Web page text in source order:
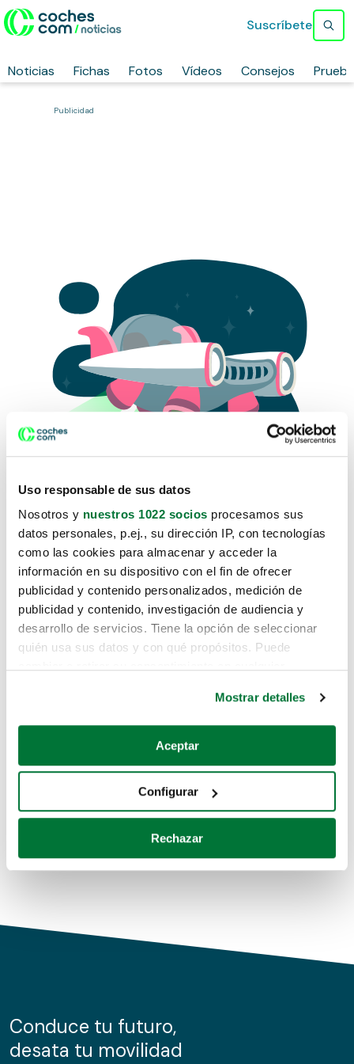
Uso responsable de sus datos
Nosotros y nuestros 1022 socios procesamos sus
datos personales, p.ej., su dirección IP, con tecnologías
como las cookies para almacenar y acceder la
información en su dispositivo con el fin de ofrecer
publicidad y contenido personalizados, medición de
publicidad y contenido, investigación de audiencia y
desarrollo de servicios. Tiene la opción de seleccionar
quién usa sus datos y con qué propósitos. Puede
Si lo permite, también quisiéramos:
Recopilar información sobre su ubicación geográfica
Identificar su dispositivo analizándolo activamente
para buscar características específicas (huellas
Obtenga más información sobre cómo se procesan sus
de cookies.
información sobre el uso que haga del sitio web con
nuestros partners de redes sociales, publicidad y análisis
Mostrar detalles
Aceptar
Configurar
Rechazar
Noticias Fichas Fotos Vídeos Consejos
Suscríbete
Publicidad
Lo sentimos, no sabemos como
te hemos traido hasta aquí.
Pero puedes encontrar el coche que estás
buscando en alguno de estos enlaces:
Coches de segunda mano
Coches de km0
Conduce tu futuro,
desata tu movilidad